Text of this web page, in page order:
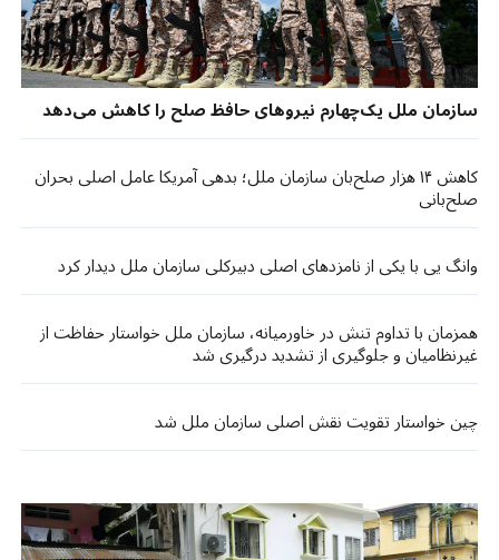
سازمان ملل یک‌چهارم نیروهای حافظ صلح را کاهش می‌دهد
کاهش ۱۴ هزار صلح‌بان سازمان ملل؛ بدهی آمریکا عامل اصلی بحران
صلح‌بانی
وانگ یی با یکی از نامزدهای اصلی دبیرکلی سازمان ملل دیدار کرد
همزمان با تداوم تنش در خاورمیانه، سازمان ملل خواستار حفاظت از
غیرنظامیان و جلوگیری از تشدید درگیری شد
چین خواستار تقویت نقش اصلی سازمان ملل شد